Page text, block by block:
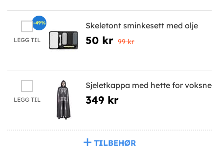
LEGG TIL
Skeletont sminkesett med olje
50 kr 99 kr
-49%
LEGG TIL
Sjeletkappa med hette for voksne
349 kr
TILBEHØR